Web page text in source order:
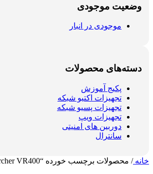
وضعیت موجودی
موجودی در انبار
دسته‌های محصولات
پکیج آموزش
تجهیزات اکتیو شبکه
تجهیزات پسیو شبکه
تجهیزات ویپ
دوربین های امنیتی
سانترال
خانه/ محصولات برچسب خورده “Archer VR400”